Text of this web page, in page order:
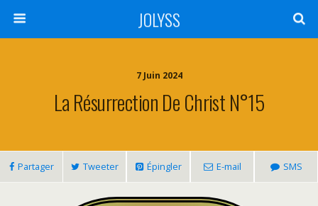
JOLYSS
7 Juin 2024
La Résurrection De Christ N°15
Partager Tweeter Épingler E-mail SMS